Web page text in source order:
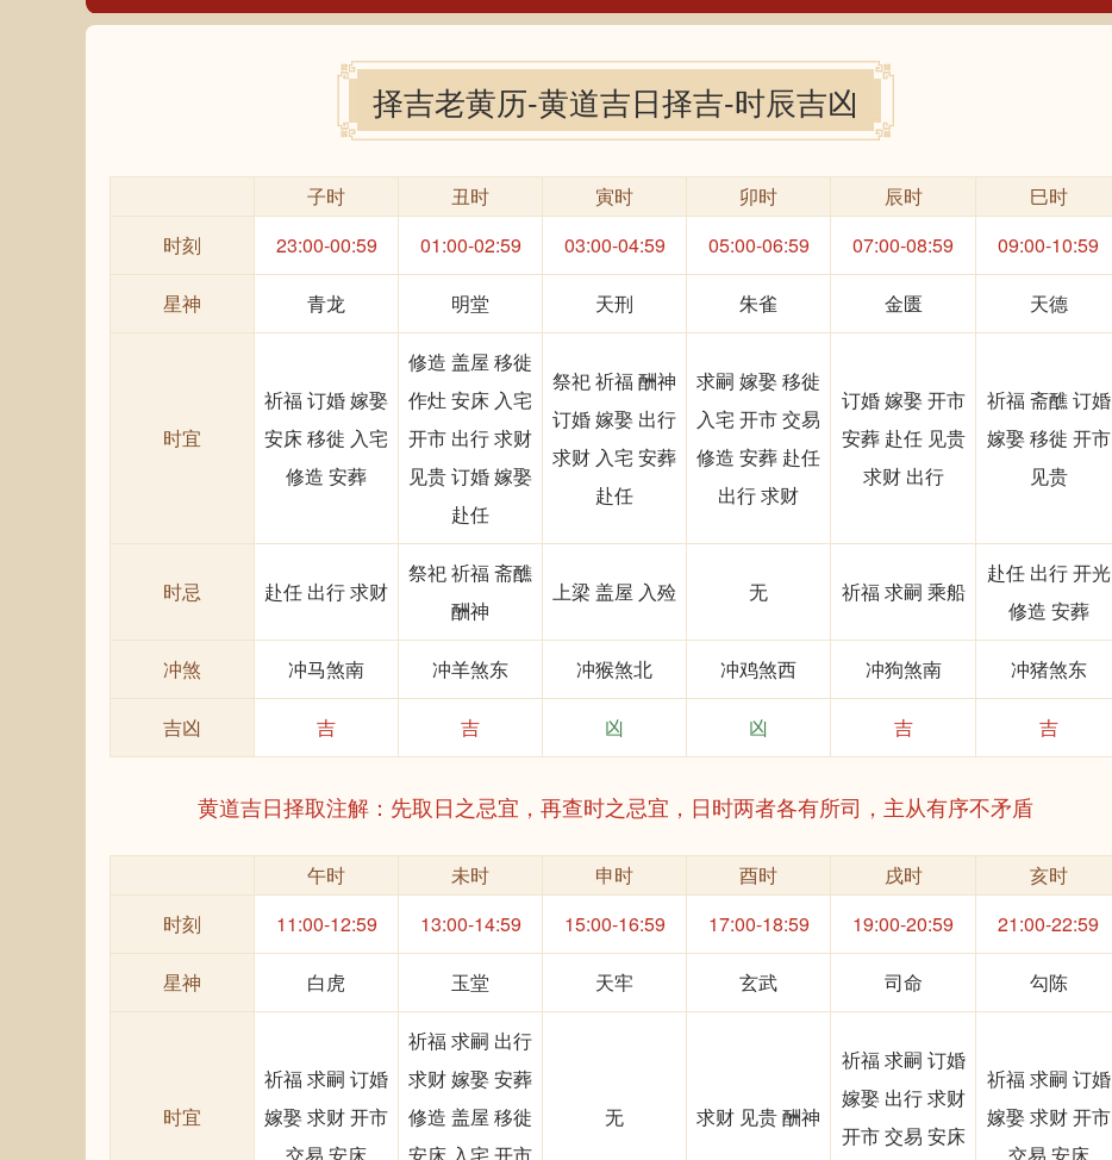
择吉老黄历-黄道吉日择吉-时辰吉凶
子时 丑时 寅时 卯时 辰时
巳时
时刻
23:00-00:59 01:00-02:59 03:00-04:59 05:00-06:59 07:00-08:59 09:00-10:59
星神 青龙 明堂 天刑 朱雀 金匮 天德
时宜
祈福 订婚 嫁娶
安床 移徙 入宅
修造 安葬
修造 盖屋 移徙
作灶 安床 入宅
开市 出行 求财
见贵 订婚 嫁娶
赴任
祭祀 祈福 酬神
订婚 嫁娶 出行
求财 入宅 安葬
赴任
求嗣 嫁娶 移徙
入宅 开市 交易
修造 安葬 赴任
出行 求财
订婚 嫁娶 开市
安葬 赴任 见贵
求财 出行
祈福 斋醮 订婚
嫁娶 移徙 开市
见贵
时忌 赴任 出行 求财
祭祀 祈福 斋醮
酬神
上梁 盖屋 入殓 无 祈福 求嗣 乘船
赴任 出行 开光
修造 安葬
冲煞 冲马煞南 冲羊煞东 冲猴煞北 冲鸡煞西 冲狗煞南 冲猪煞东
吉凶 吉 吉 凶 凶 吉 吉
黄道吉日择取注解：先取日之忌宜，再查时之忌宜，日时两者各有所司，主从有序不矛盾
午时 未时 申时 酉时 戌时
亥时
时刻
11:00-12:59 13:00-14:59 15:00-16:59 17:00-18:59 19:00-20:59 21:00-22:59
星神 白虎 玉堂 天牢 玄武 司命 勾陈
时宜
祈福 求嗣 订婚
嫁娶 求财 开市
祈福 求嗣 出行
求财 嫁娶 安葬
修造 盖屋 移徙
无 求财 见贵 酬神
祈福 求嗣 订婚
嫁娶 出行 求财
开市 交易 安床
祈福 求嗣 订婚
嫁娶 求财 开市